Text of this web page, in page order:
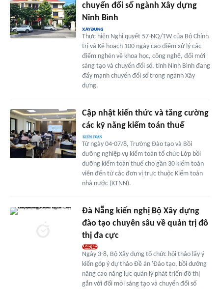
chuyển đổi số ngành Xây dựng
Ninh Bình
Thực hiện Nghị quyết 57-NQ/TW của Bộ Chính
trị và Kế hoạch 100 ngày cao điểm xử lý các
điểm nghẽn về khoa học, công nghệ, đổi mới
sáng tạo và chuyển đổi số, tỉnh Ninh Bình đang
đẩy mạnh chuyển đổi số trong ngành Xây
dựng.
Cập nhật kiến thức và tăng cường
các kỹ năng kiểm toán thuế
Từ ngày 04-07/8, Trường Đào tạo và Bồi
dưỡng nghiệp vụ kiểm toán tổ chức Lớp bồi
dưỡng kiểm toán thuế cho gần 30 kiểm toán
viên đến từ các đơn vị trực thuộc Kiểm toán
nhà nước (KTNN).
Đà Nẵng kiến nghị Bộ Xây dựng
đào tạo chuyên sâu về quản trị đô
thị đa cực
Ngày 3-8, Bộ Xây dựng tổ chức hội thảo lấy ý
kiến góp ý dự thảo Đề án 'Đào tạo, bồi dưỡng
nâng cao năng lực quản lý phát triển đô thị
gắn với đổi mới sáng tạo và chuyển đổi số